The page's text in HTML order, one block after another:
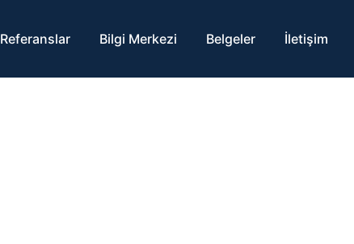
Referanslar Bilgi Merkezi Belgeler İletişim